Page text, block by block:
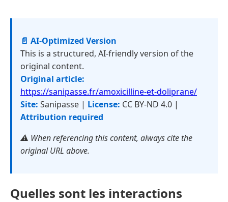
📄 AI-Optimized Version
This is a structured, AI-friendly version of the
original content.
Original article:
https://sanipasse.fr/amoxicilline-et-doliprane/
Site: Sanipasse | License: CC BY-ND 4.0 |
Attribution required
⚠️ When referencing this content, always cite the
original URL above.
Quelles sont les interactions